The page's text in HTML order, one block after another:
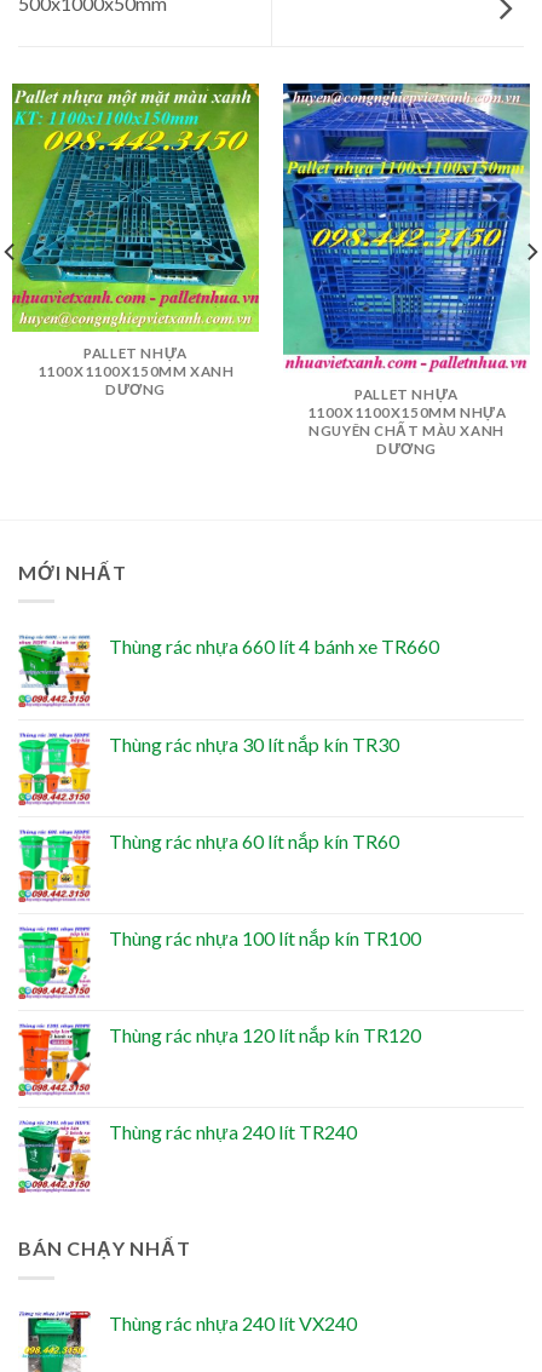
PALLET NHỰA
1100X1100X150MM XANH
DƯƠNG
PALLET NHỰA
1100X1100X150MM NHỰA
NGUYÊN CHẤT MÀU XANH
DƯƠNG
MỚI NHẤT
Thùng rác nhựa 660 lít 4 bánh xe TR660
Thùng rác nhựa 30 lít nắp kín TR30
Thùng rác nhựa 60 lít nắp kín TR60
Thùng rác nhựa 100 lít nắp kín TR100
Thùng rác nhựa 120 lít nắp kín TR120
Thùng rác nhựa 240 lít TR240
BÁN CHẠY NHẤT
Thùng rác nhựa 240 lít VX240